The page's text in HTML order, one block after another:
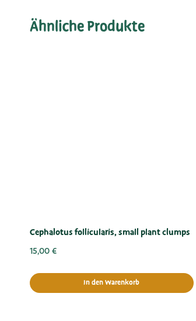
Ähnliche Produkte
Cephalotus follicularis, small plant clumps
15,00 €
In den Warenkorb